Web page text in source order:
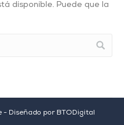
disponible. Puede que la
- Diseñado por BTODigital